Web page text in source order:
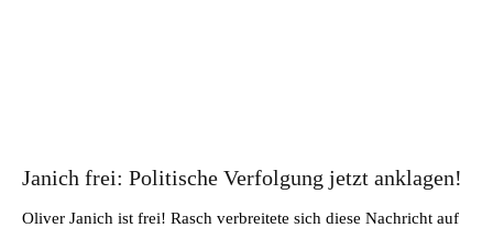
Janich frei: Politische Verfolgung jetzt anklagen!
Oliver Janich ist frei! Rasch verbreitete sich diese Nachricht auf